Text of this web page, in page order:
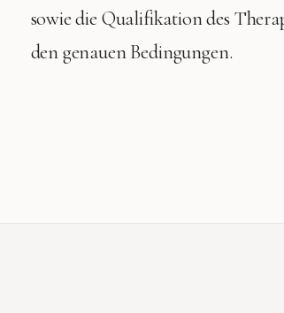
sowie die Qualifikation des
den genauen Bedingungen.